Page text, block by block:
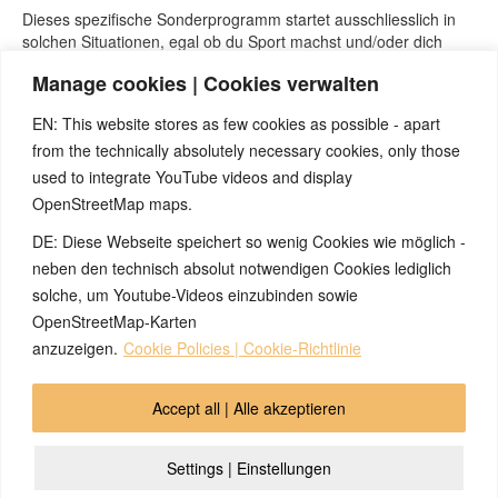
Manage cookies | Cookies verwalten
EN: This website stores as few cookies as possible - apart
from the technically absolutely necessary cookies, only those
used to integrate YouTube videos and display
OpenStreetMap maps.
DE: Diese Webseite speichert so wenig Cookies wie möglich -
neben den technisch absolut notwendigen Cookies lediglich
solche, um Youtube-Videos einzubinden sowie
OpenStreetMap-Karten
anzuzeigen. Cookie Policies | Cookie-Richtlinie
Settings | Einstellungen
Accept all | Alle akzeptieren
Dieses spezifische Sonderprogramm startet ausschliesslich in
solchen Situationen, egal ob du Sport machst und/oder dich
biol. Überlebens-programm mit konkretem Auslöser und
Rücksicht. Es zählt nur die Funktion des Gewebes und die
mögliche Reaktion auf ein DHS nach gleich-bleibendem Schema
Neu- oder Althirn. Ob ein Zusammenhang mit dem Kuchen im
Biocafe besteht ist so nicht zu beantworten. Das Kribbeln
beginnt aber immer erst in der Lösungsphase. Entweder hat
man die Situation real gelöst oder sie wurde einfach spontan
gegenstandslos („egal“). Nicht zu vergessen sind die
sogenannten Schienen (spezielle Begleitumstände), die ein SBS
immer wieder unbewusst reaktivieren können.
© 2026 by Ingmar Marquardt
Impressum Datenschutzerklärung
Cookie Policy (EU)